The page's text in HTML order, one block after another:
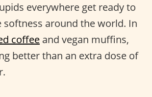
everywhere get ready to
softness around the world. In
coffee and vegan muffins,
better than an extra dose of